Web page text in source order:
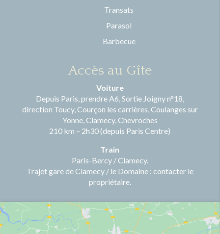
Transats
Parasol
Barbecue
Accès au Gîte
Voiture
Depuis Paris, prendre A6, Sortie Joigny n°18,
direction Toucy, Courçon les carrières, Coulanges sur
Yonne, Clamecy, Chevroches
210 km – 2h30 (depuis Paris Centre)
Train
Paris-Bercy / Clamecy.
Trajet gare de Clamecy / le Domaine : contacter le
propriétaire.